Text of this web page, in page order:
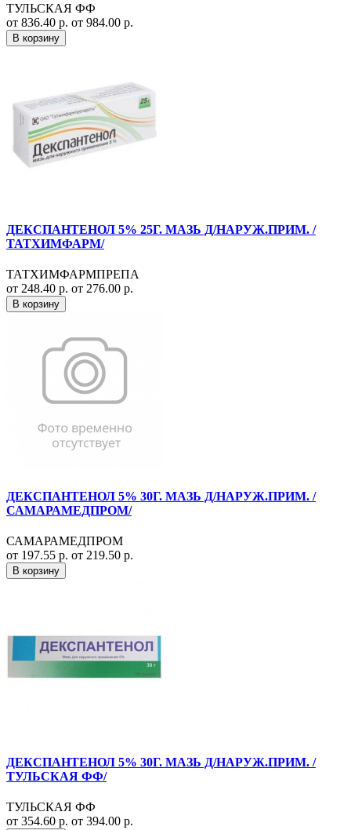
ТУЛЬСКАЯ ФФ
от 836.40 р. от 984.00 р.
В корзину
ДЕКСПАНТЕНОЛ 5% 25Г. МАЗЬ Д/НАРУЖ.ПРИМ. /
ТАТХИМФАРМ/
ТАТХИМФАРМПРЕПА
от 248.40 р. от 276.00 р.
В корзину
ДЕКСПАНТЕНОЛ 5% 30Г. МАЗЬ Д/НАРУЖ.ПРИМ. /
САМАРАМЕДПРОМ/
САМАРАМЕДПРОМ
от 197.55 р. от 219.50 р.
В корзину
ДЕКСПАНТЕНОЛ 5% 30Г. МАЗЬ Д/НАРУЖ.ПРИМ. /
ТУЛЬСКАЯ ФФ/
ТУЛЬСКАЯ ФФ
от 354.60 р. от 394.00 р.